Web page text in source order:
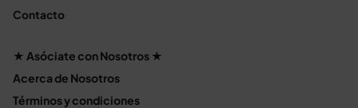
Contacto
★ Asóciate con Nosotros ★
Acerca de Nosotros
Términos y condiciones